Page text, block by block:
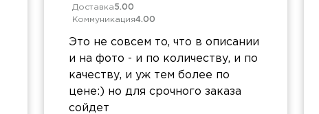
Доставка5.00
Коммуникация4.00
Это не совсем то, что в описании
и на фото - и по количеству, и по
качеству, и уж тем более по
цене:) но для срочного заказа
сойдет